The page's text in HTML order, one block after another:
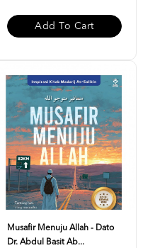
Add To Cart
Musafir Menuju Allah - Dato
Dr. Abdul Basit Ab...